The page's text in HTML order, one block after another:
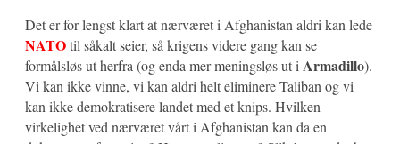
Det er for lengst klart at nærværet i Afghanistan aldri kan lede
NATOtil såkalt seier, så krigens videre gang kan se
formålsløs ut herfra (og enda mer meningsløs ut i Armadillo).
Vi kan ikke vinne, vi kan aldri helt eliminere Taliban og vi
kan ikke demokratisere landet med et knips. Hvilken
virkelighet ved nærværet vårt i Afghanistan kan da en